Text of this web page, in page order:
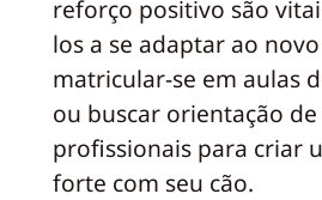
reforço positivo são
los a se adaptar ao
matricular-se em aulas
ou buscar orientação
profissionais para criar
forte com seu cão.